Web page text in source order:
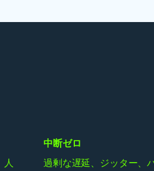
人
中断ゼロ
過剰な遅延、ジッター、